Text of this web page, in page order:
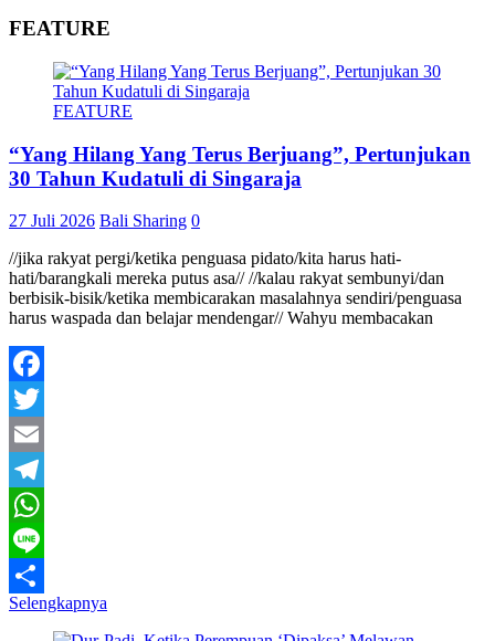
FEATURE
FEATURE
“Yang Hilang Yang Terus Berjuang”, Pertunjukan
30 Tahun Kudatuli di Singaraja
27 Juli 2026 Bali Sharing 0
//jika rakyat pergi/ketika penguasa pidato/kita harus hati-
hati/barangkali mereka putus asa// //kalau rakyat sembunyi/dan
berbisik-bisik/ketika membicarakan masalahnya sendiri/penguasa
harus waspada dan belajar mendengar// Wahyu membacakan
Facebook
Twitter
Email
Telegram
WhatsApp
Line
Share
Selengkapnya